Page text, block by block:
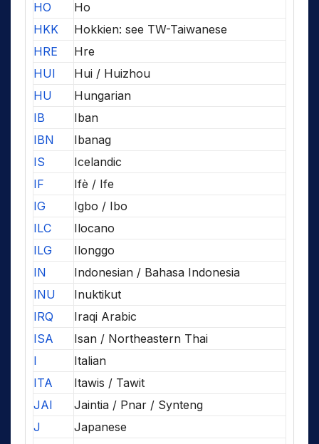
HO
Ho
HKK
Hokkien: see TW-Taiwanese
HRE
Hre
HUI
Hui / Huizhou
HU
Hungarian
IB
Iban
IBN
Ibanag
IS
Icelandic
IF
Ifè / Ife
IG
Igbo / Ibo
ILC
Ilocano
ILG
Ilonggo
IN
Indonesian / Bahasa Indonesia
INU
Inuktikut
IRQ
Iraqi Arabic
ISA
Isan / Northeastern Thai
I
Italian
ITA
Itawis / Tawit
JAI
Jaintia / Pnar / Synteng
J
Japanese